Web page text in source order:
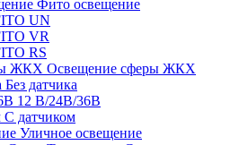
Фито освещение
UN
VR
RS
Освещение сферы ЖКХ
Без датчика
12 В/24В/36В
С датчиком
Уличное освещение